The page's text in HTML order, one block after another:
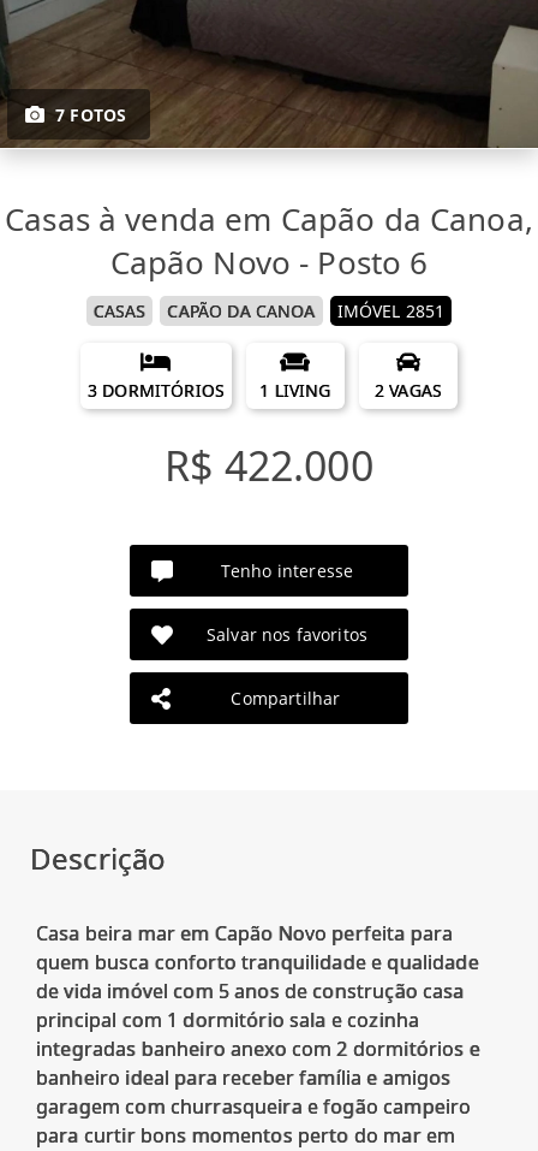
7 FOTOS
Casas à venda em Capão da Canoa,
Capão Novo - Posto 6
CASAS CAPÃO DA CANOA IMÓVEL 2851
3 DORMITÓRIOS 1 LIVING 2 VAGAS
R$ 422.000
Tenho interesse
Salvar nos favoritos
Compartilhar
Descrição
Casa beira mar em Capão Novo perfeita para
quem busca conforto tranquilidade e qualidade
de vida imóvel com 5 anos de construção casa
principal com 1 dormitório sala e cozinha
integradas banheiro anexo com 2 dormitórios e
banheiro ideal para receber família e amigos
garagem com churrasqueira e fogão campeiro
para curtir bons momentos perto do mar em